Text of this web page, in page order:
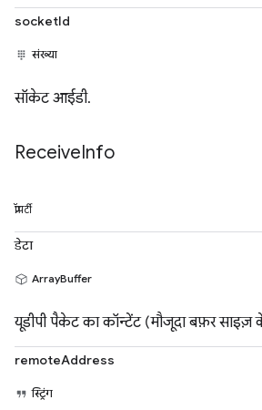
socketId
संख्या
सॉकेट आईडी.
ReceiveInfo
प्रॉपर्टी
डेटा
ArrayBuffer
यूडीपी पैकेट का कॉन्टेंट (मौजूदा बफ़र साइज़
remoteAddress
स्ट्रिंग